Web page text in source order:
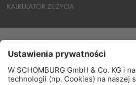
KALKULATOR ZUŻYCIA
PRODUKTY